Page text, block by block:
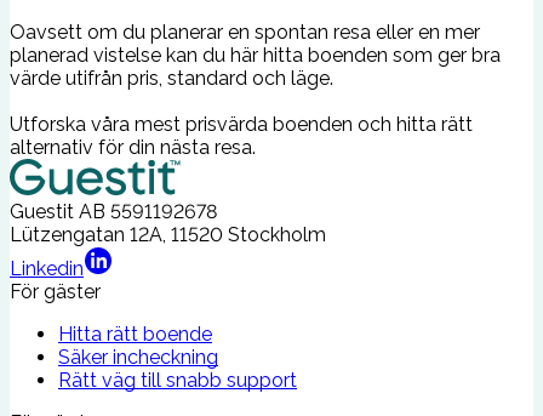
Oavsett om du planerar en spontan resa eller en mer
planerad vistelse kan du här hitta boenden som ger bra
värde utifrån pris, standard och läge.
Utforska våra mest prisvärda boenden och hitta rätt
alternativ för din nästa resa.
Guestit AB 5591192678
Lützengatan 12A, 11520 Stockholm
Linkedin
För gäster
Hitta rätt boende
Säker incheckning
Rätt väg till snabb support